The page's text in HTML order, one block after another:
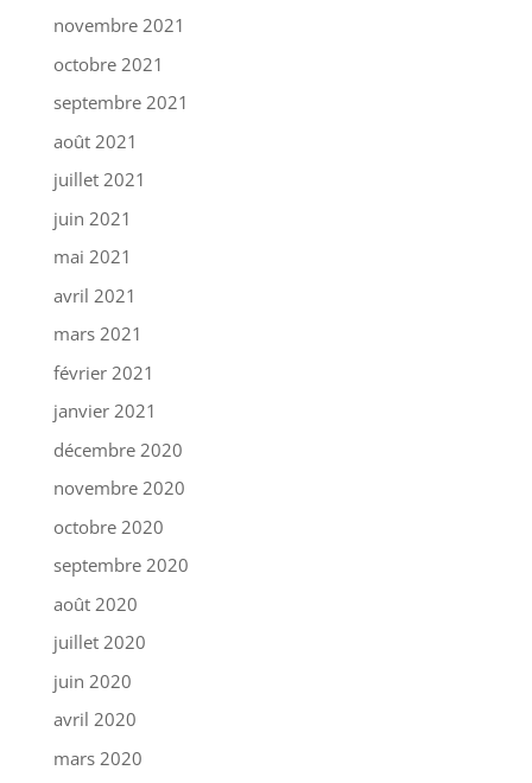
novembre 2021
octobre 2021
septembre 2021
août 2021
juillet 2021
juin 2021
mai 2021
avril 2021
mars 2021
février 2021
janvier 2021
décembre 2020
novembre 2020
octobre 2020
septembre 2020
août 2020
juillet 2020
juin 2020
avril 2020
mars 2020